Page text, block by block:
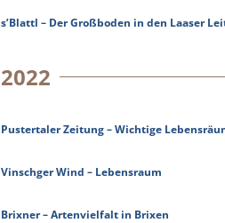
s’Blattl – Der Großboden in den Laaser
2022
Pustertaler Zeitung – Wichtige
Vinschger Wind – Lebensraum
Brixner – Artenvielfalt in Brixen